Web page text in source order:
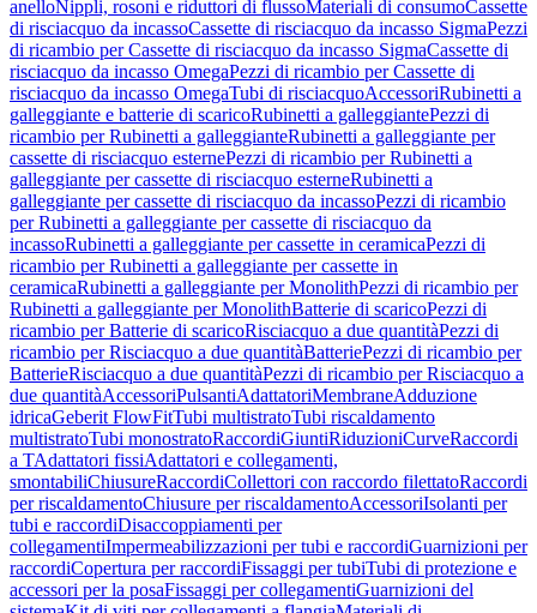
anelloNippli, rosoni e riduttori di flussoMateriali di consumoCassette
di risciacquo da incassoCassette di risciacquo da incasso SigmaPezzi
di ricambio per Cassette di risciacquo da incasso SigmaCassette di
risciacquo da incasso OmegaPezzi di ricambio per Cassette di
risciacquo da incasso OmegaTubi di risciacquoAccessoriRubinetti a
galleggiante e batterie di scaricoRubinetti a galleggiantePezzi di
ricambio per Rubinetti a galleggianteRubinetti a galleggiante per
cassette di risciacquo esternePezzi di ricambio per Rubinetti a
galleggiante per cassette di risciacquo esterneRubinetti a
galleggiante per cassette di risciacquo da incassoPezzi di ricambio
per Rubinetti a galleggiante per cassette di risciacquo da
incassoRubinetti a galleggiante per cassette in ceramicaPezzi di
ricambio per Rubinetti a galleggiante per cassette in
ceramicaRubinetti a galleggiante per MonolithPezzi di ricambio per
Rubinetti a galleggiante per MonolithBatterie di scaricoPezzi di
ricambio per Batterie di scaricoRisciacquo a due quantitàPezzi di
ricambio per Risciacquo a due quantitàBatteriePezzi di ricambio per
BatterieRisciacquo a due quantitàPezzi di ricambio per Risciacquo a
due quantitàAccessoriPulsantiAdattatoriMembraneAdduzione
idricaGeberit FlowFitTubi multistratoTubi riscaldamento
multistratoTubi monostratoRaccordiGiuntiRiduzioniCurveRaccordi
a TAdattatori fissiAdattatori e collegamenti,
smontabiliChiusureRaccordiCollettori con raccordo filettatoRaccordi
per riscaldamentoChiusure per riscaldamentoAccessoriIsolanti per
tubi e raccordiDisaccoppiamenti per
collegamentiImpermeabilizzazioni per tubi e raccordiGuarnizioni per
raccordiCopertura per raccordiFissaggi per tubiTubi di protezione e
accessori per la posaFissaggi per collegamentiGuarnizioni del